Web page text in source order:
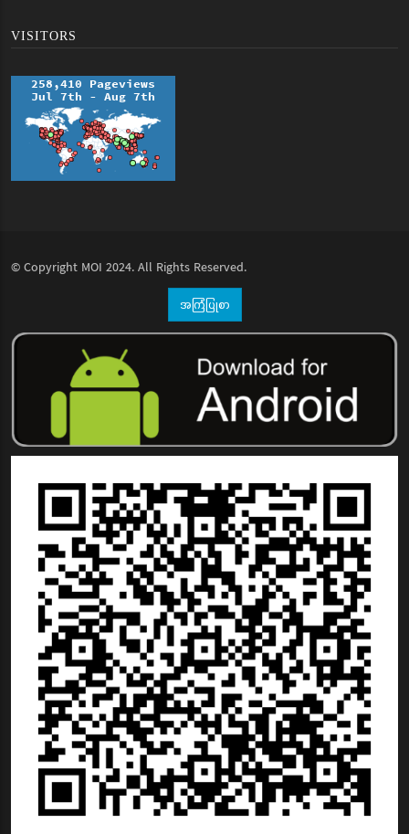
VISITORS
© Copyright MOI 2024. All Rights Reserved.
အကြံပြုစာ